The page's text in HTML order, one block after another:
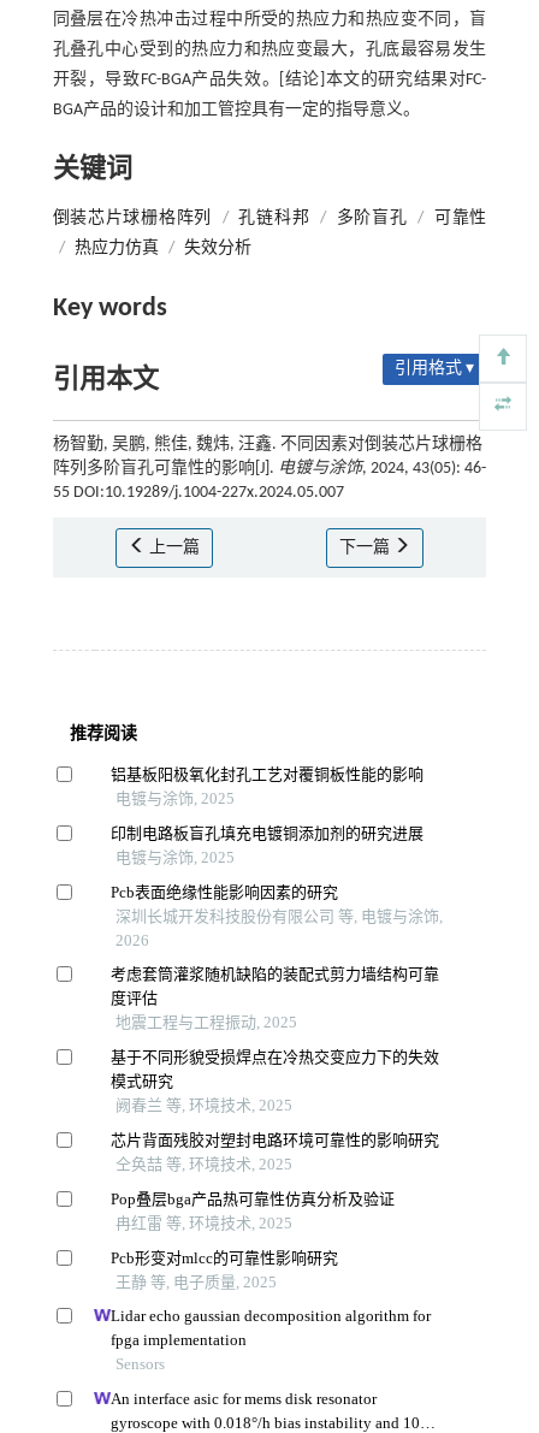
同叠层在冷热冲击过程中所受的热应力和热应变不同，盲
孔叠孔中心受到的热应力和热应变最大，孔底最容易发生
开裂，导致FC-BGA产品失效。[结论]本文的研究结果对FC-
BGA产品的设计和加工管控具有一定的指导意义。
关键词
倒装芯片球栅格阵列 / 孔链科邦 / 多阶盲孔 /
可靠性
/ 热应力仿真 / 失效分析
Key words
引用本文 引用格式 ▾
杨智勤, 吴鹏, 熊佳, 魏炜, 汪鑫. 不同因素对倒装芯片球栅格
阵列多阶盲孔可靠性的影响[J]. 电镀与涂饰, 2024, 43(05): 46-
55 DOI:10.19289/j.1004-227x.2024.05.007
上一篇 下一篇